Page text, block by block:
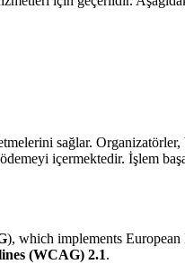
sağlar.
içermektedir. İşlem
), which implements
(WCAG) 2.1.